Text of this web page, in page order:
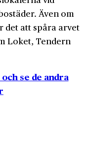
Även om
det att spåra arvet
Loket, Tendern
se de andra